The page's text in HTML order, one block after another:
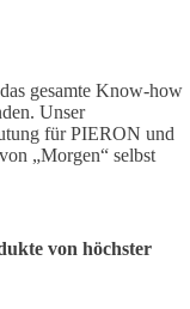
gesamte Know-how
Unser
für PIERON und
„Morgen“ selbst
von höchster